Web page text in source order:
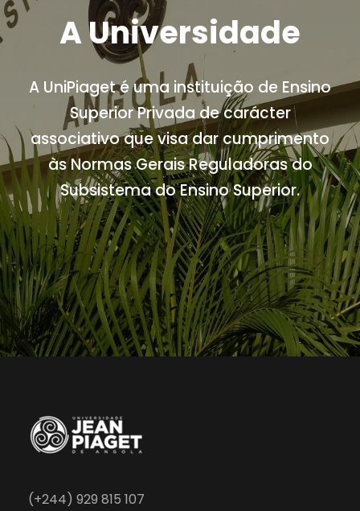
A Universidade
A UniPiaget é uma instituição de Ensino
Superior Privada de carácter
associativo que visa dar cumprimento
às Normas Gerais Reguladoras do
Subsistema do Ensino Superior.
(+244) 929 815 107